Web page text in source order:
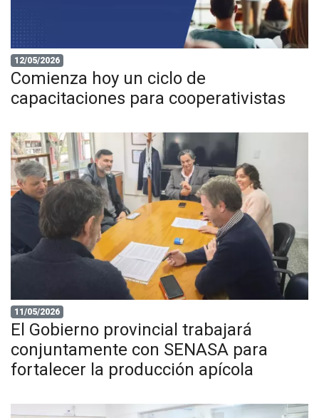
12/05/2026
Comienza hoy un ciclo de
capacitaciones para cooperativistas
11/05/2026
El Gobierno provincial trabajará
conjuntamente con SENASA para
fortalecer la producción apícola